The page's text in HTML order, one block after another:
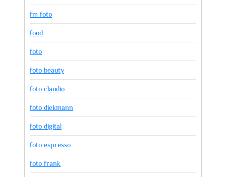
fm foto
food
foto
foto beauty
foto claudio
foto diekmann
foto digital
foto espresso
foto frank